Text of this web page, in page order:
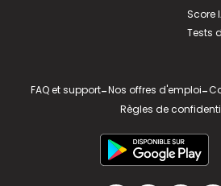
Score
Tests
FAQ et support-Nos offres d'emploi-
Règles de